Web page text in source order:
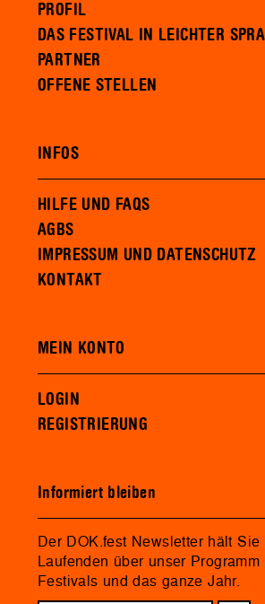
PROFIL
DAS FESTIVAL IN LEICHTER
PARTNER
OFFENE STELLEN
INFOS
HILFE UND FAQS
AGBS
IMPRESSUM UND DATENSCHUTZ
KONTAKT
MEIN KONTO
LOGIN
REGISTRIERUNG
Informiert bleiben
Der DOK.fest Newsletter hält Sie
Laufenden über unser
Festivals und das ganze Jahr.